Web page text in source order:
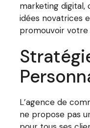
marketing digital,
idées novatrices
promouvoir votre
L’agence de
ne propose pas